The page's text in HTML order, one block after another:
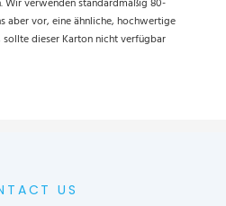
Wir verwenden standardmäßig 80-
aber vor, eine ähnliche, hochwertige
dieser Karton nicht verfügbar
US